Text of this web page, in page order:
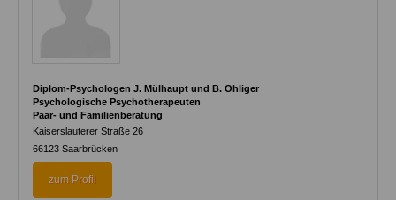
Diplom-Psychologen J. Mülhaupt und B. Ohliger
Psychologische Psychotherapeuten
Paar- und Familienberatung
Kaiserslauterer Straße 26
66123 Saarbrücken
zum Profil